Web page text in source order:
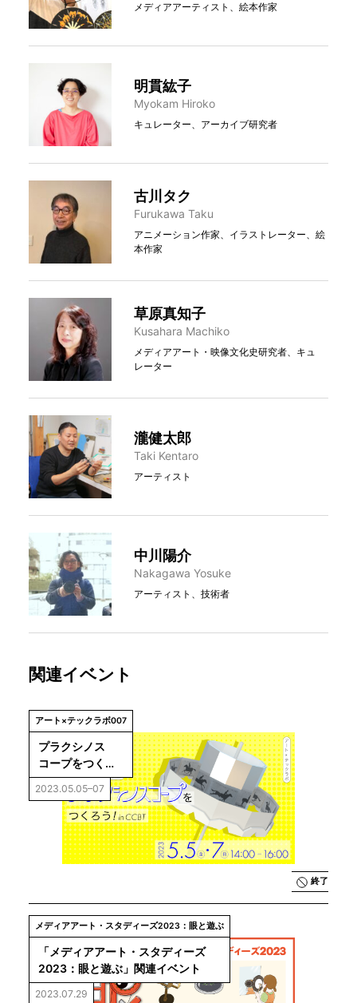
メディアアーティスト、絵本作家
明貫紘子
Myokam Hiroko
キュレーター、アーカイブ研究者
古川タク
Furukawa Taku
アニメーション作家、イラストレーター、絵
本作家
草原真知子
Kusahara Machiko
メディアアート・映像文化史研究者、キュ
レーター
瀧健太郎
Taki Kentaro
アーティスト
中川陽介
Nakagawa Yosuke
アーティスト、技術者
関連イベント
アート×テックラボ007
プラクシノス
コープをつくろ
う！ in CCBT
2023.05.05–07
終了
メディアアート・スタディーズ2023：眼と遊ぶ
「メディアアート・スタディーズ
2023：眼と遊ぶ」関連イベント
2023.07.29